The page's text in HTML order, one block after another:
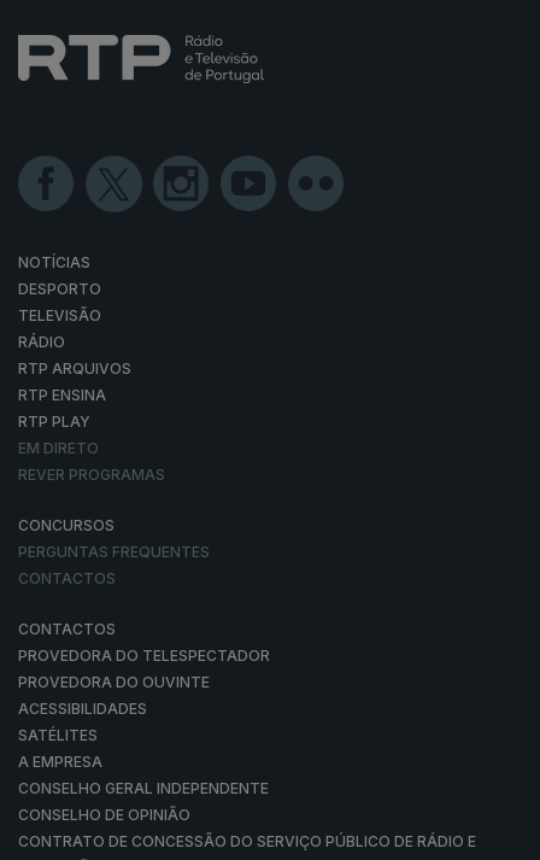
NOTÍCIAS
DESPORTO
TELEVISÃO
RÁDIO
RTP ARQUIVOS
RTP ENSINA
RTP PLAY
EM DIRETO
REVER PROGRAMAS
CONCURSOS
PERGUNTAS FREQUENTES
CONTACTOS
CONTACTOS
PROVEDORA DO TELESPECTADOR
PROVEDORA DO OUVINTE
ACESSIBILIDADES
SATÉLITES
A EMPRESA
CONSELHO GERAL INDEPENDENTE
CONSELHO DE OPINIÃO
CONTRATO DE CONCESSÃO DO SERVIÇO PÚBLICO DE RÁDIO E